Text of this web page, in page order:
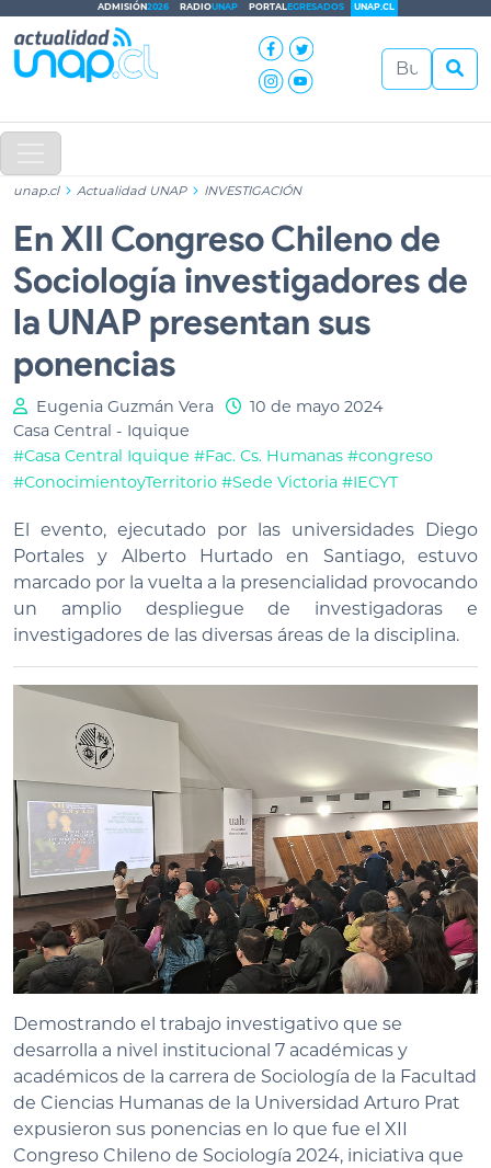
ADMISIÓN2026 RADIOUNAP PORTALEGRESADOS UNAP.CL
unap.cl Actualidad UNAP INVESTIGACIÓN
En XII Congreso Chileno de
Sociología investigadores de
la UNAP presentan sus
ponencias
Eugenia Guzmán Vera
10 de mayo 2024
Casa Central - Iquique
#Casa Central Iquique #Fac. Cs. Humanas #congreso
#ConocimientoyTerritorio #Sede Victoria #IECYT
El evento, ejecutado por las universidades Diego
Portales y Alberto Hurtado en Santiago, estuvo
marcado por la vuelta a la presencialidad provocando
un amplio despliegue de investigadoras e
investigadores de las diversas áreas de la disciplina.
Demostrando el trabajo investigativo que se
desarrolla a nivel institucional 7 académicas y
académicos de la carrera de Sociología de la Facultad
de Ciencias Humanas de la Universidad Arturo Prat
expusieron sus ponencias en lo que fue el XII
Congreso Chileno de Sociología 2024, iniciativa que